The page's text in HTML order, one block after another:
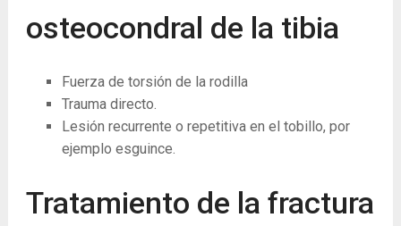
osteocondral de la tibia
Fuerza de torsión de la rodilla
Trauma directo.
Lesión recurrente o repetitiva en el tobillo, por
ejemplo esguince.
Tratamiento de la fractura